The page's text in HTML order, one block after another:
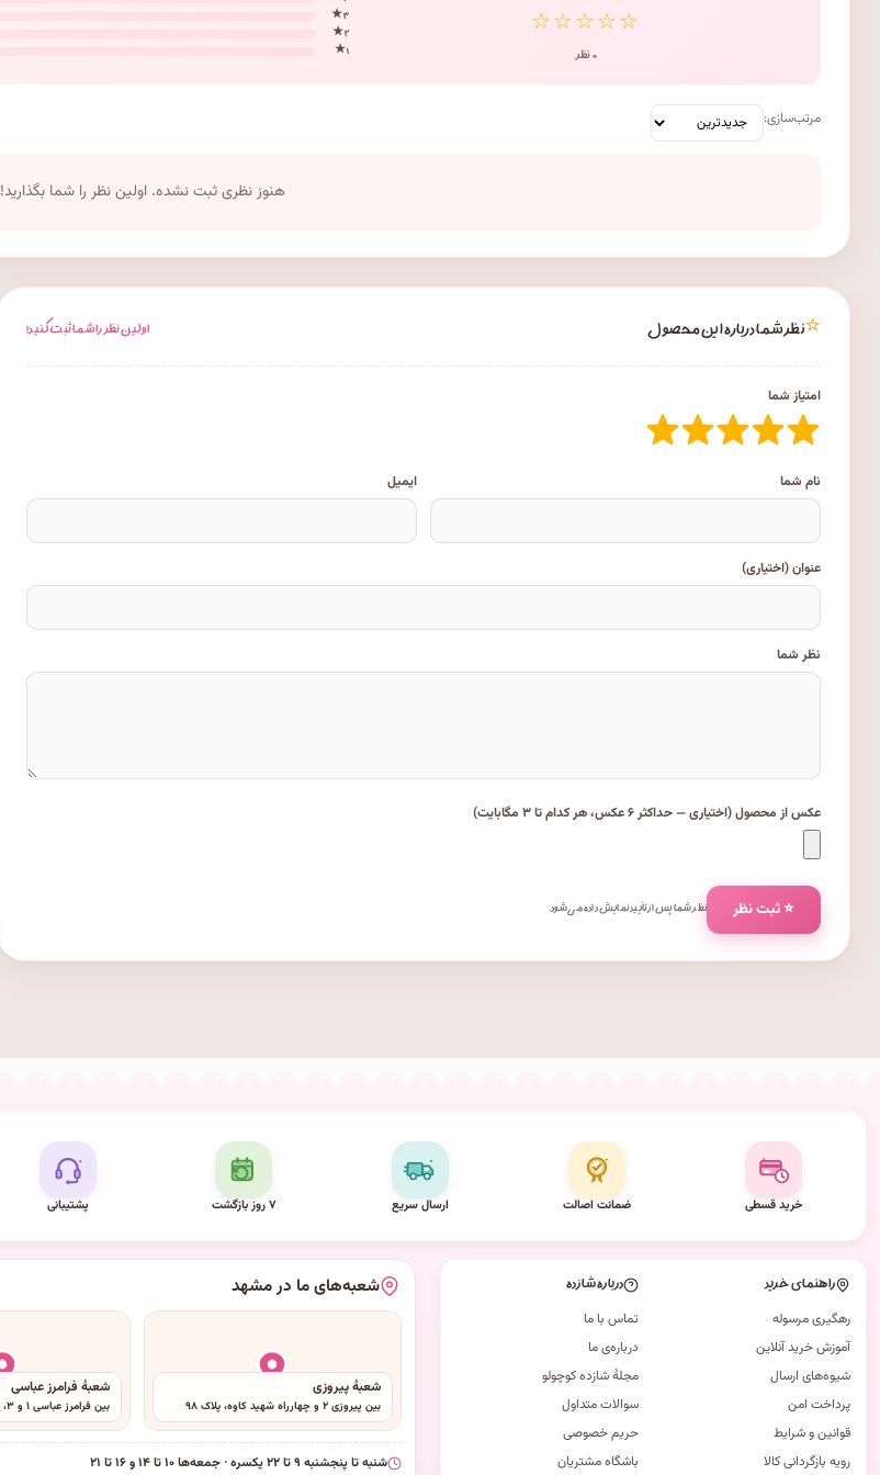
☆☆☆☆☆
۰ نظر
۳ ★
۲ ★
۱ ★
مرتب‌سازی:
هنوز نظری ثبت نشده. اولین نظر را شما بگذارید!
⭐نظر شما درباره این محصول اولین نظر را شما ثبت کنید!
امتیاز شما
نام شما ایمیل
عنوان (اختیاری)
نظر شما
عکس از محصول (اختیاری — حداکثر ۶ عکس، هر کدام تا ۳ مگابایت)
⭐ ثبت نظر نظر شما پس از تأیید نمایش داده می‌شود.
خرید قسطی ضمانت اصالت ارسال سریع ۷ روز بازگشت پشتیبانی
راهنمای خرید
رهگیری مرسوله
آموزش خرید آنلاین
شیوه‌های ارسال
پرداخت امن
قوانین و شرایط
رویه بازگردانی کالا
درباره شازده
تماس با ما
درباره‌ی ما
مجلهٔ شازده کوچولو
سوالات متداول
حریم خصوصی
باشگاه مشتریان
شعبه‌های ما در مشهد
شعبهٔ پیروزی
بین پیروزی ۲ و چهارراه شهید کاوه، پلاک ۹۸
شعبهٔ فرامرز عباسی
بین فرامرز عباسی ۱ و ۳، پلاک ۷۴
شنبه تا پنجشنبه ۹ تا ۲۲ یکسره · جمعه‌ها ۱۰ تا ۱۴ و ۱۶ تا ۲۱